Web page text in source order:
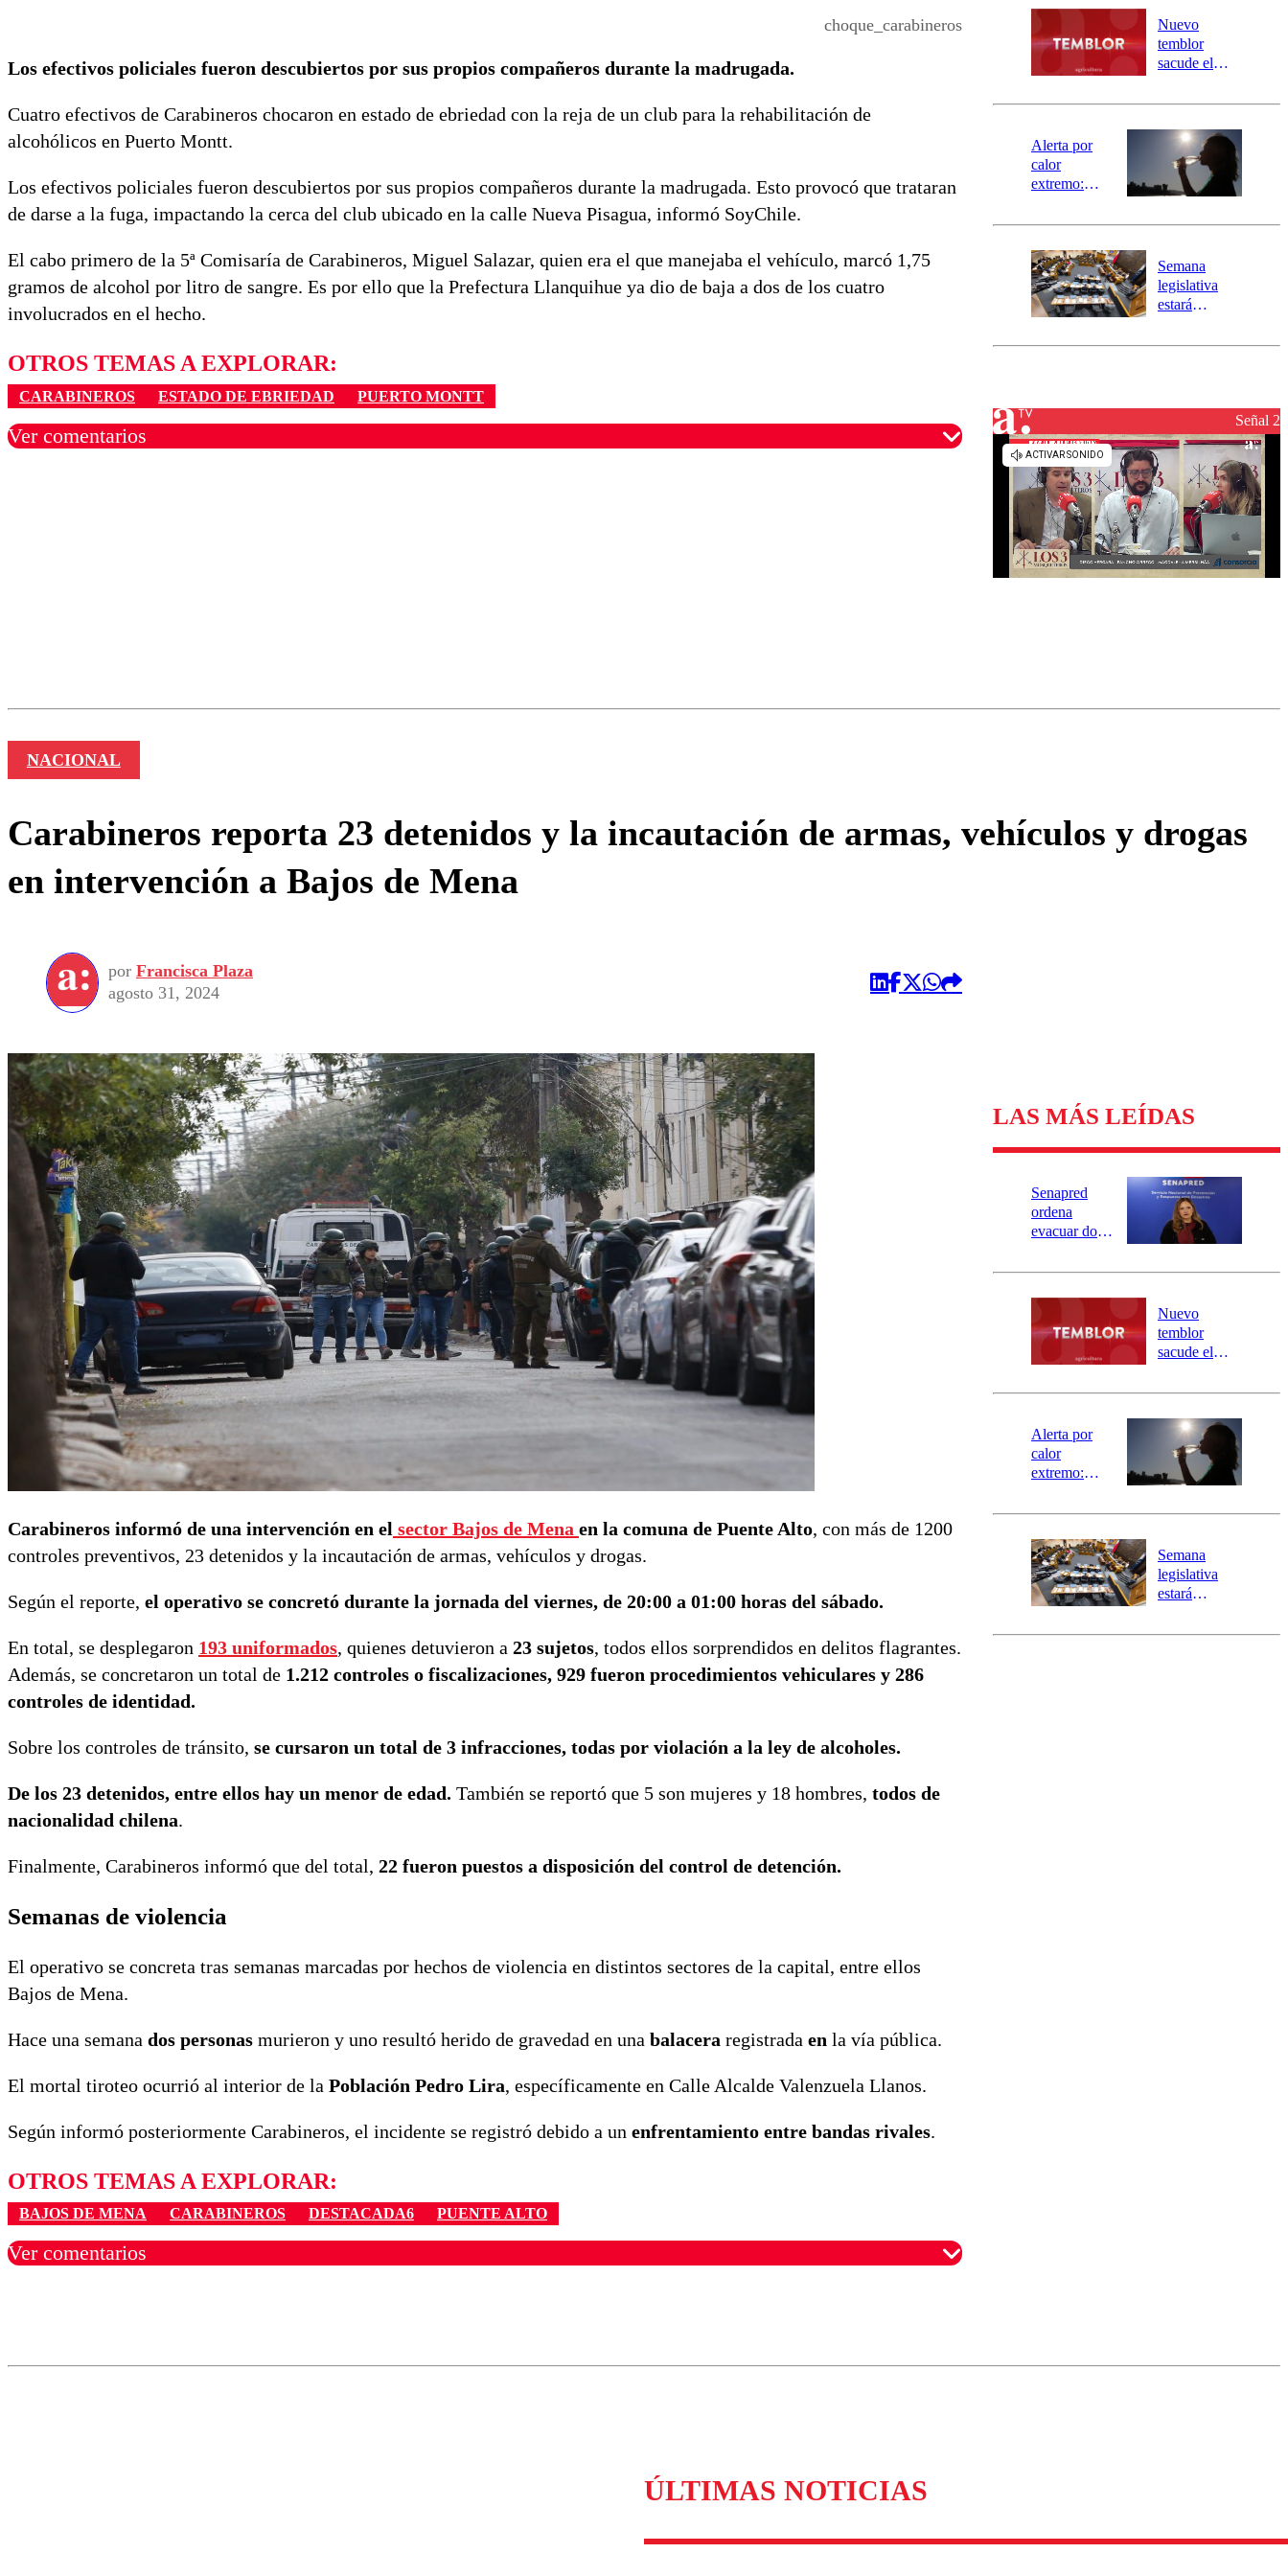
choque_carabineros
Los efectivos policiales fueron descubiertos por sus propios compañeros durante la madrugada.
Cuatro efectivos de Carabineros chocaron en estado de ebriedad con la reja de un club para la rehabilitación de
alcohólicos en Puerto Montt.
Los efectivos policiales fueron descubiertos por sus propios compañeros durante la madrugada. Esto provocó que trataran
de darse a la fuga, impactando la cerca del club ubicado en la calle Nueva Pisagua, informó SoyChile.
El cabo primero de la 5ª Comisaría de Carabineros, Miguel Salazar, quien era el que manejaba el vehículo, marcó 1,75
gramos de alcohol por litro de sangre. Es por ello que la Prefectura Llanquihue ya dio de baja a dos de los cuatro
involucrados en el hecho.
OTROS TEMAS A EXPLORAR:
CARABINEROS ESTADO DE EBRIEDAD PUERTO MONTT
Ver comentarios
río Damas:
activa
mensajería
SAE
Nuevo
temblor
sacude el
revisa la
epicentro
Alerta por
calor
extremo:
activa Alerta
Preventiva en
tres comunas
Semana
legislativa
estará
el fin de la
reconstrucciónSeñal 2
NACIONAL
Carabineros reporta 23 detenidos y la incautación de armas, vehículos y drogas
en intervención a Bajos de Mena
por Francisca Plaza
agosto 31, 2024
Carabineros informó de una intervención en el sector Bajos de Mena en la comuna de Puente Alto, con más de 1200
controles preventivos, 23 detenidos y la incautación de armas, vehículos y drogas.
Según el reporte, el operativo se concretó durante la jornada del viernes, de 20:00 a 01:00 horas del sábado.
En total, se desplegaron 193 uniformados, quienes detuvieron a 23 sujetos, todos ellos sorprendidos en delitos flagrantes.
Además, se concretaron un total de 1.212 controles o fiscalizaciones, 929 fueron procedimientos vehiculares y 286
controles de identidad.
Sobre los controles de tránsito, se cursaron un total de 3 infracciones, todas por violación a la ley de alcoholes.
De los 23 detenidos, entre ellos hay un menor de edad. También se reportó que 5 son mujeres y 18 hombres, todos de
nacionalidad chilena.
Finalmente, Carabineros informó que del total, 22 fueron puestos a disposición del control de detención.
Semanas de violencia
El operativo se concreta tras semanas marcadas por hechos de violencia en distintos sectores de la capital, entre ellos
Bajos de Mena.
Hace una semana dos personas murieron y uno resultó herido de gravedad en una balacera registrada en la vía pública.
El mortal tiroteo ocurrió al interior de la Población Pedro Lira, específicamente en Calle Alcalde Valenzuela Llanos.
Según informó posteriormente Carabineros, el incidente se registró debido a un enfrentamiento entre bandas rivales.
OTROS TEMAS A EXPLORAR:
BAJOS DE MENA CARABINEROS DESTACADA6 PUENTE ALTO
Ver comentarios
LAS MÁS LEÍDAS
Senapred
ordena
evacuar dos
Carahue por
río Damas:
activa
mensajería
SAE
Nuevo
temblor
sacude el
revisa la
epicentro
Alerta por
calor
extremo:
activa Alerta
Preventiva en
tres comunas
Semana
legislativa
estará
el fin de la
ÚLTIMAS NOTICIAS